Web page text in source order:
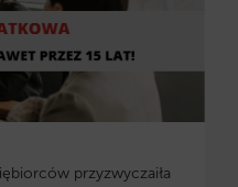
przyzwyczaiła